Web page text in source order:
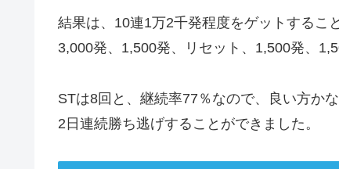
結果は、10連1万2千発程度をゲットするこ
3,000発、1,500発、リセット、1,500発、
STは8回と、継続率77％なので、良い方か
2日連続勝ち逃げすることができました。